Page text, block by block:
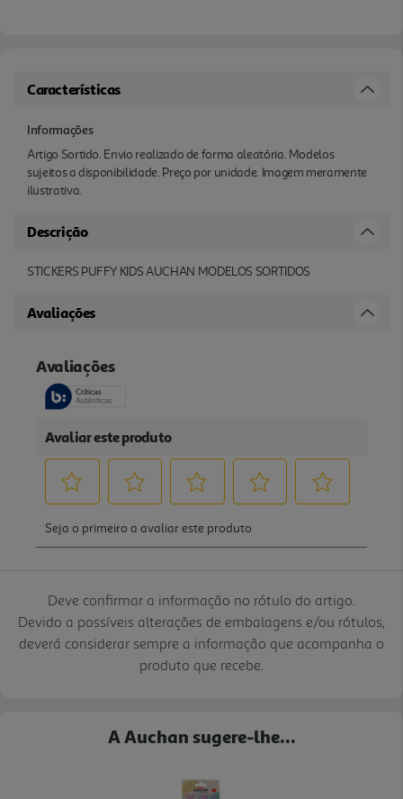
Características
Informações
Artigo Sortido. Envio realizado de forma aleatória. Modelos
sujeitos a disponibilidade. Preço por unidade. Imagem meramente
ilustrativa.
Descrição
STICKERS PUFFY KIDS AUCHAN MODELOS SORTIDOS
Avaliações
Deve confirmar a informação no rótulo do artigo.
Devido a possíveis alterações de embalagens e/ou rótulos,
deverá considerar sempre a informação que acompanha o
produto que recebe.
A Auchan sugere-lhe...